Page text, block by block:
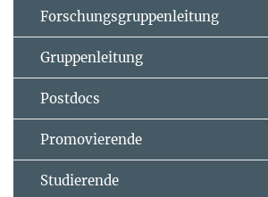
Forschungsgruppenleitung
Gruppenleitung
Postdocs
Promovierende
Studierende